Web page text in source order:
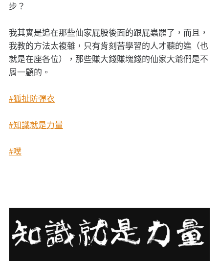
步？
我其實是追在那些仙家屁股後面的跟屁蟲罷了，而且，
我教的方法太複雜，只有肯刻苦學習的人才聽的進（也
就是在座各位），那些賺大錢賺塊錢的仙家大爺們是不
屑一顧的。
#狐扯防彈衣
#知識就是力量
#噗